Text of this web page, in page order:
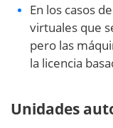
En los casos
virtuales que
pero las
la licencia
Unidades